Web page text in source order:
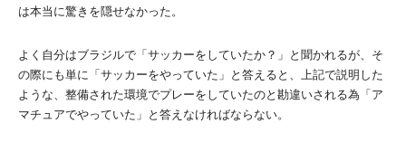
は本当に驚きを隠せなかった。
よく自分はブラジルで「サッカーをしていたか？」と聞かれるが、そ
の際にも単に「サッカーをやっていた」と答えると、上記で説明した
ような、整備された環境でプレーをしていたのと勘違いされる為「ア
マチュアでやっていた」と答えなければならない。